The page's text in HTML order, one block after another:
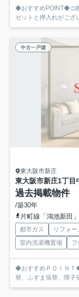
◆おすすめPOINT◆ □
ゼットと押入れがござ
中古一戸建
東大阪市新庄
東大阪市新庄1丁目
過去掲載物件
/築30年
片町線「鴻池新田
都市ガス リフォ
室内洗濯機置場
フ
◆おすすめＰＯＩＮＴ
替、ふすま張替、障子